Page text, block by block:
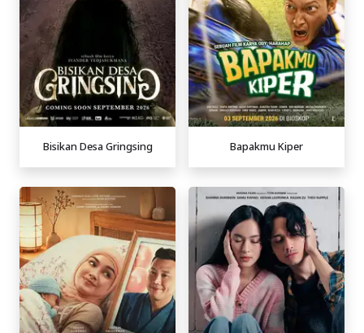
Bisikan Desa Gringsing Bapakmu Kiper